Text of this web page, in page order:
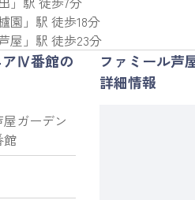
園 」駅 徒歩18分
屋 」駅 徒歩23分
アⅣ番館の
ガーデン
館
ファミール芦
詳細情報